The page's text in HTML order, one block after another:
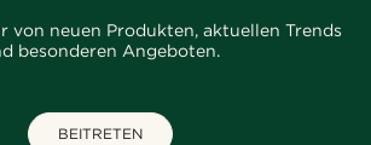
von neuen Produkten, aktuellen Trends
besonderen Angeboten.
BEITRETEN